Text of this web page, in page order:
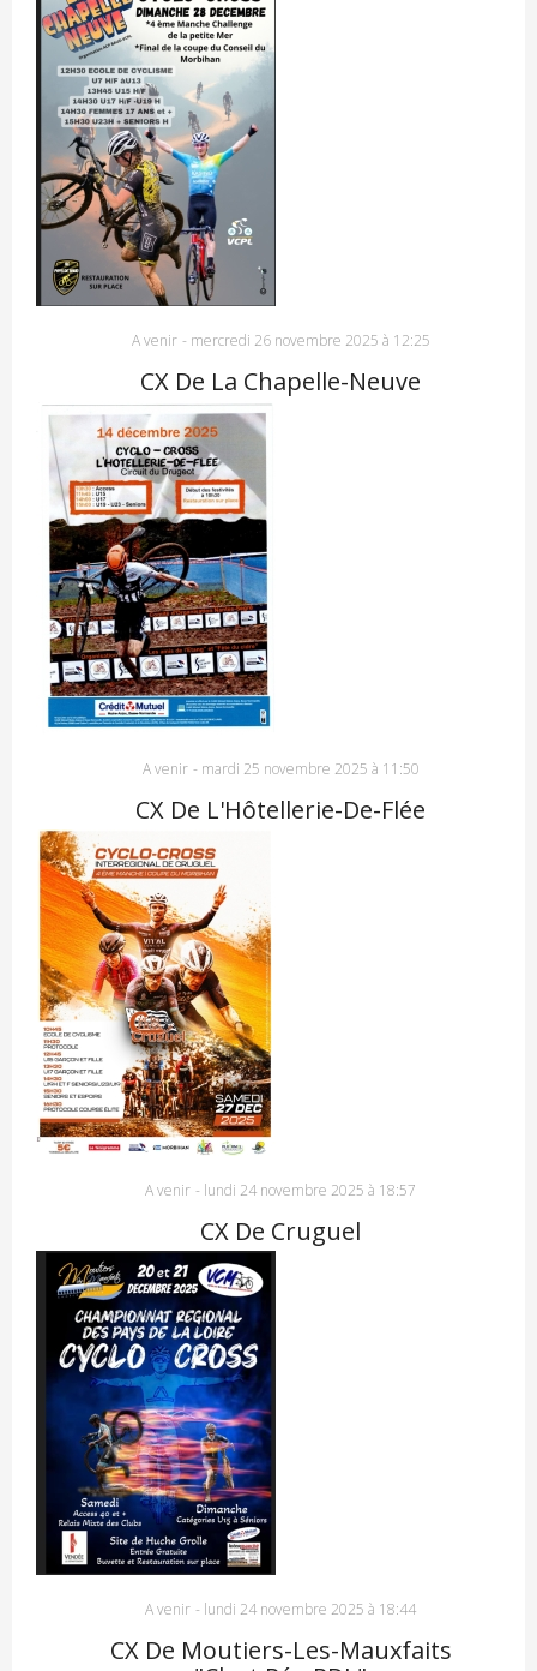
A venir - mercredi 26 novembre 2025 à 12:25
CX De La Chapelle-Neuve
A venir - mardi 25 novembre 2025 à 11:50
CX De L'Hôtellerie-De-Flée
A venir - lundi 24 novembre 2025 à 18:57
CX De Cruguel
A venir - lundi 24 novembre 2025 à 18:44
CX De Moutiers-Les-Mauxfaits